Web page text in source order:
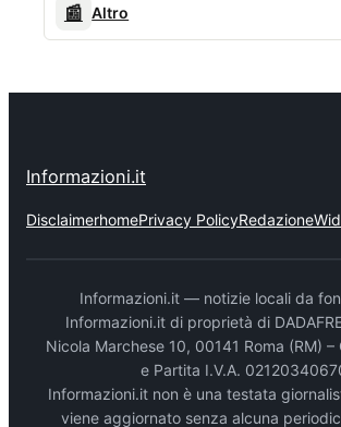
📰 Altro
Informazioni.it
DisclaimerhomePrivacy PolicyRedazione
Informazioni.it — notizie locali da
Informazioni.it di proprietà di
Nicola Marchese 10, 00141 Roma (RM) –
e Partita I.V.A.
Informazioni.it non è una testata
viene aggiornato senza alcuna